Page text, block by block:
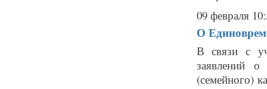
09 февраля
О
В связи с
заявлений о
(семейного)